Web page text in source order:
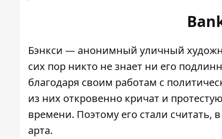
Бэнкси — анонимный уличный
сих пор никто не знает ни его
благодаря своим работам с
из них откровенно кричат ​​и
времени. Поэтому его стали считать,
арта.